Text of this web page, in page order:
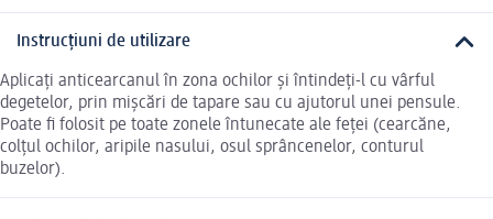
Instrucțiuni de utilizare
Aplicați anticearcanul în zona ochilor și întindeți-l cu vârful
degetelor, prin mișcări de tapare sau cu ajutorul unei pensule.
Poate fi folosit pe toate zonele întunecate ale feței (cearcăne,
colțul ochilor, aripile nasului, osul sprâncenelor, conturul
buzelor).